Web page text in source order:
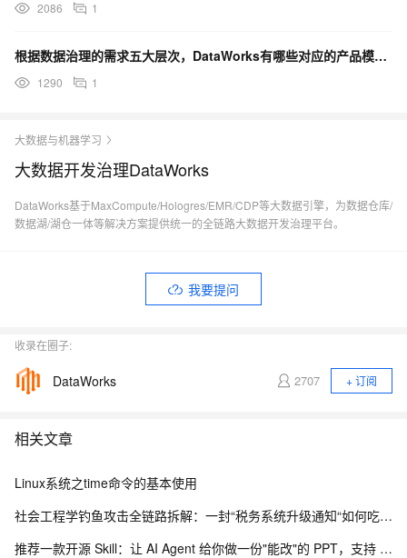
2086 1
根据数据治理的需求五大层次，DataWorks有哪些对应的产品模块？
1290 1
大数据与机器学习
大数据开发治理DataWorks
DataWorks基于MaxCompute/Hologres/EMR/CDP等大数据引擎，为数据仓库/
数据湖/湖仓一体等解决方案提供统一的全链路大数据开发治理平台。
我要提问
收录在圈子:
DataWorks 2707 + 订阅
相关文章
Linux系统之time命令的基本使用
社会工程学钓鱼攻击全链路拆解：一封“税务系统升级通知“如何吃掉财务的电脑
推荐一款开源 Skill：让 AI Agent 给你做一份"能改"的 PPT，支持 上千套模板！